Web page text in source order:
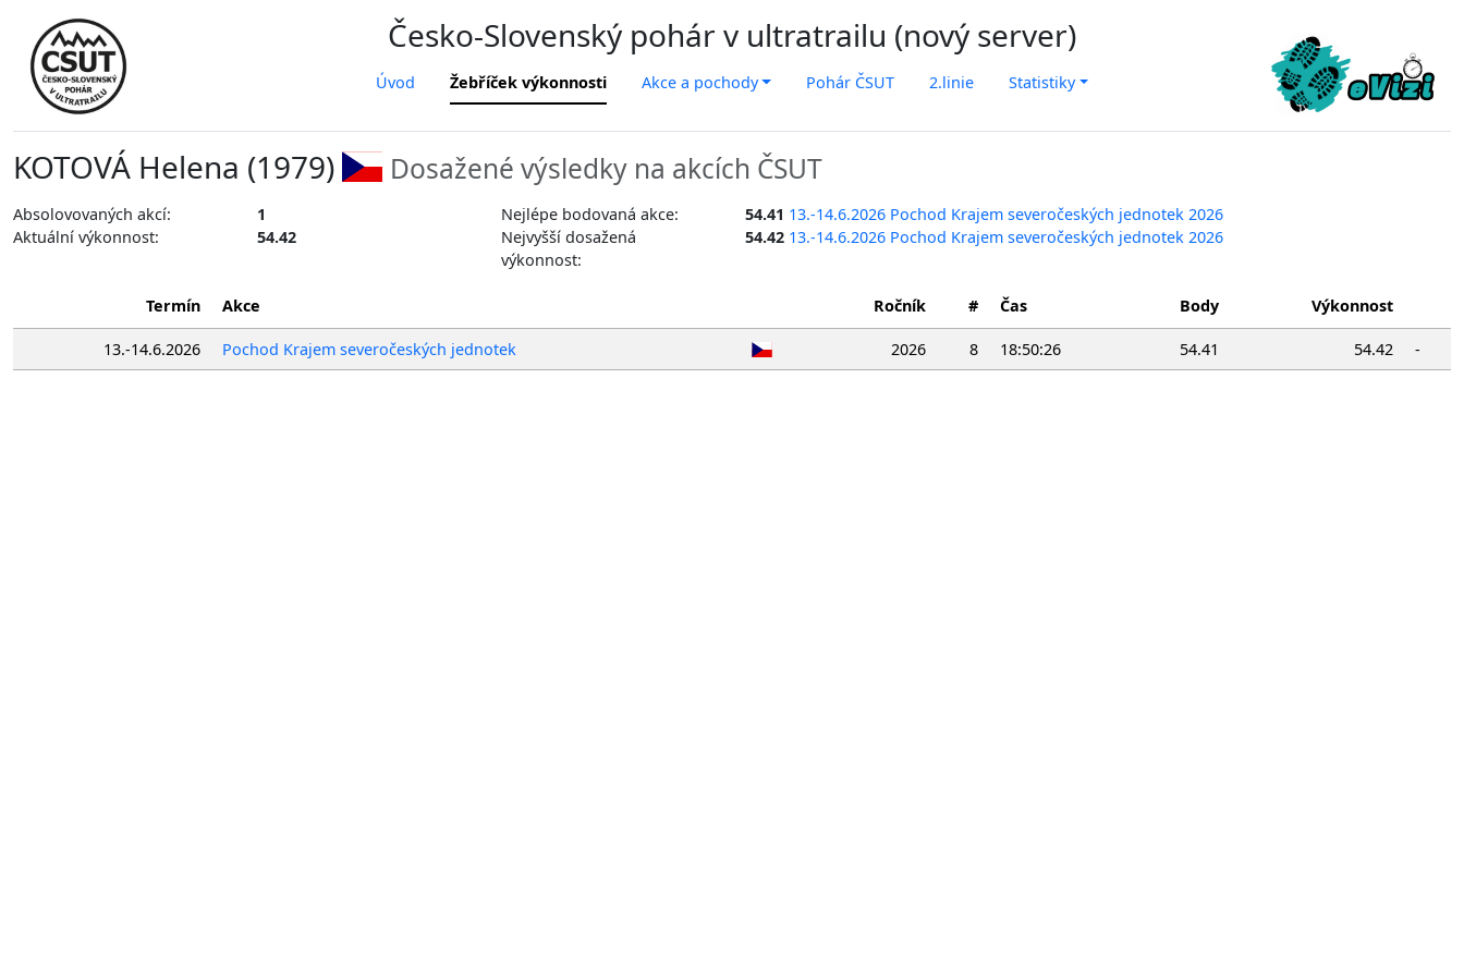
Česko-Slovenský pohár v ultratrailu (nový server)
Úvod Žebříček výkonnosti Akce a pochody Pohár ČSUT 2.linie Statistiky
KOTOVÁ Helena (1979) Dosažené výsledky na akcích ČSUT
Absolovovaných akcí: 1 Nejlépe bodovaná akce: 54.41 13.-14.6.2026 Pochod Krajem severočeských jednotek 2026
Aktuální výkonnost:
54.42
Nejvyšší dosažená
výkonnost:
54.42 13.-14.6.2026 Pochod Krajem severočeských jednotek 2026
Termín Akce Ročník # Čas Body Výkonnost
13.-14.6.2026 Pochod Krajem severočeských jednotek 2026 8 18:50:26 54.41 54.42 -